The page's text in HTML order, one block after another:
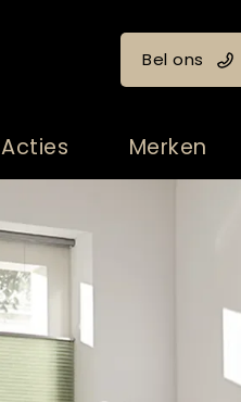
Bel ons
Acties Merken